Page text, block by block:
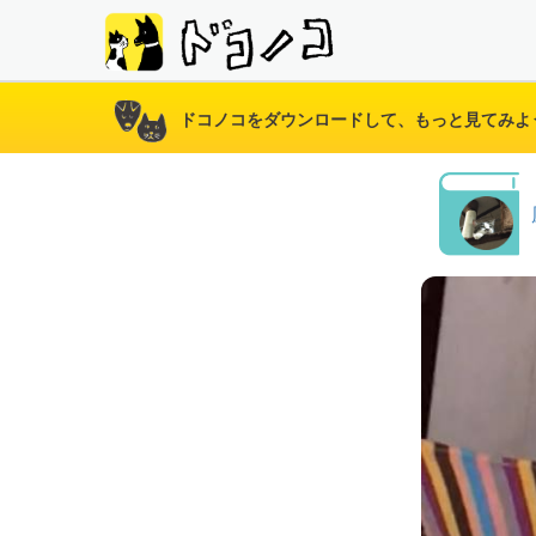
ドコノコをダウンロードして、もっと見てみ